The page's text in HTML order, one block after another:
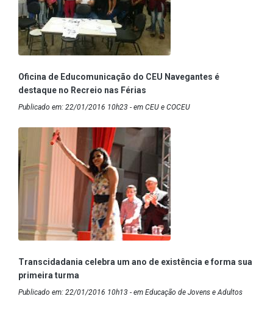
Oficina de Educomunicação do CEU Navegantes é
destaque no Recreio nas Férias
Publicado em: 22/01/2016 10h23 - em CEU e COCEU
Transcidadania celebra um ano de existência e forma sua
primeira turma
Publicado em: 22/01/2016 10h13 - em Educação de Jovens e Adultos